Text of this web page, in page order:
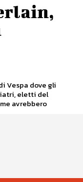
Vespa dove gli
eletti del
avrebbero